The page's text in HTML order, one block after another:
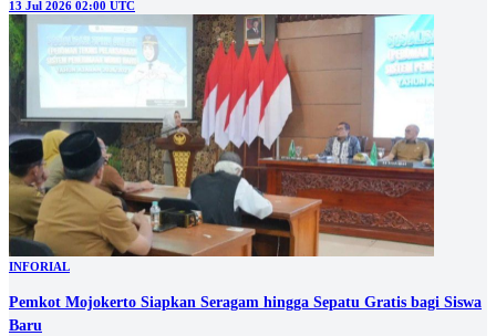
13 Jul 2026 02:00 UTC
INFORIAL
Pemkot Mojokerto Siapkan Seragam hingga Sepatu Gratis bagi Siswa
Baru